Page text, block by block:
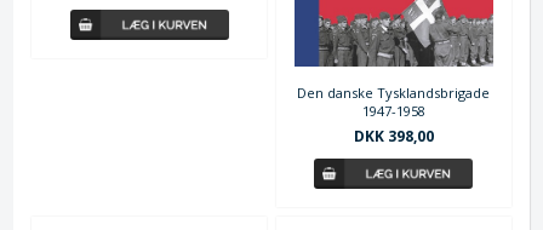
Den danske Tysklandsbrigade
1947-1958
DKK 398,00